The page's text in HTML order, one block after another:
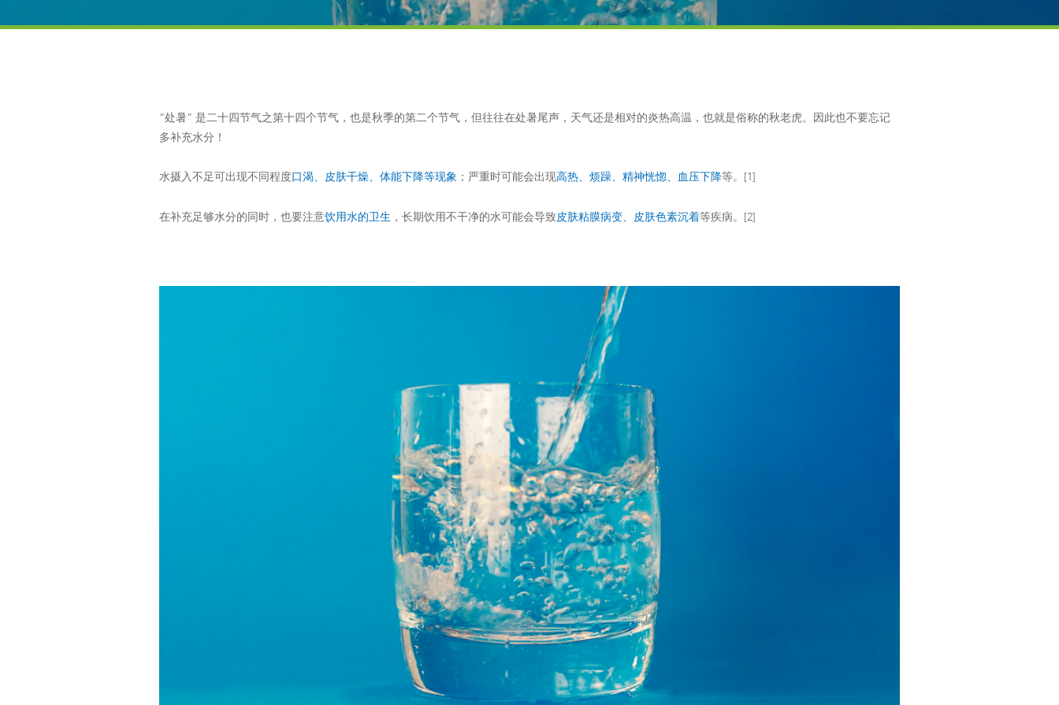
“处暑” 是二十四节气之第十四个节气，也是秋季的第二个节气，但往往在处暑尾声，天气还是相对的炎热高温，也就是俗称的秋老虎。因此也不要忘记
多补充水分！
水摄入不足可出现不同程度口渴、皮肤干燥、体能下降等现象 ；严重时可能会出现高热、烦躁、精神恍惚、血压下降等。[1]
在补充足够水分的同时，也要注意饮用水的卫生 ，长期饮用不干净的水可能会导致皮肤粘膜病变、皮肤色素沉着等疾病。[2]